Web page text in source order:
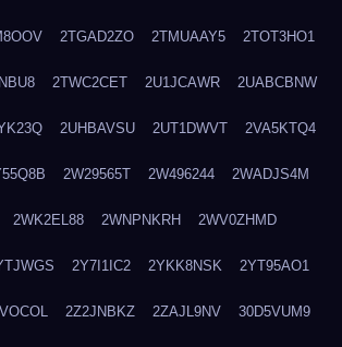
2TGAD2ZO 2TMUAAY5 2TOT3HO1
2TWC2CET 2U1JCAWR 2UABCBNW
2UHBAVSU 2UT1DWVT 2VA5KTQ4
2W29565T 2W496244 2WADJS4M
2WK2EL88 2WNPNKRH 2WV0ZHMD
2Y7I1IC2 2YKK8NSK 2YT95AO1
2Z2JNBKZ 2ZAJL9NV 30D5VUM9